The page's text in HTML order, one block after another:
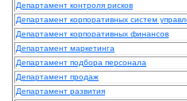
Департамент контроля рисков
Департамент корпоративных систем
Департамент корпоративных финансов
Департамент маркетинга
Департамент подбора персонала
Департамент продаж
Департамент развития